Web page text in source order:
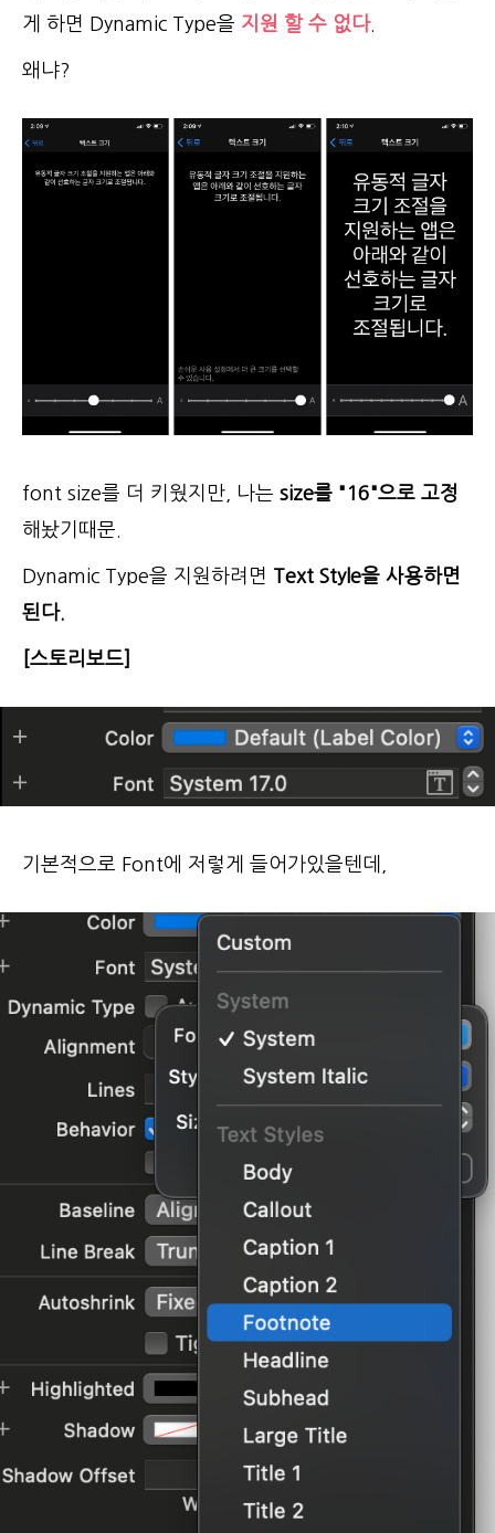
게 하면 Dynamic Type을 지원 할 수 없다.
왜냐?
font size를 더 키웠지만, 나는 size를 "16"으로 고정
해놨기때문.
Dynamic Type을 지원하려면 Text Style을 사용하면
된다.
[스토리보드]
기본적으로 Font에 저렇게 들어가있을텐데,